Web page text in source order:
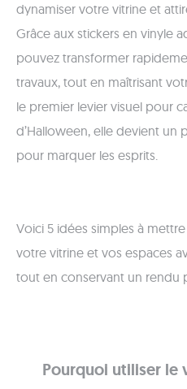
dynamiser votre vitrine et
Grâce aux stickers en vinyle
pouvez transformer
travaux, tout en maîtrisant
le premier levier visuel pour
d’Halloween, elle devient
pour marquer les esprits.
Voici 5 idées simples à
votre vitrine et vos espaces
tout en conservant un rendu
Pourquoi utiliser le